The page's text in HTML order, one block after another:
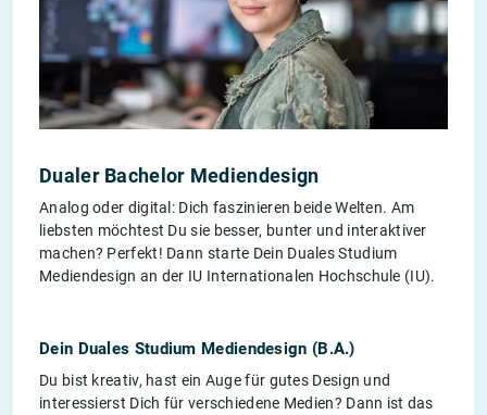
Dualer Bachelor Mediendesign
Analog oder digital: Dich faszinieren beide Welten. Am
liebsten möchtest Du sie besser, bunter und interaktiver
machen? Perfekt! Dann starte Dein Duales Studium
Mediendesign an der IU Internationalen Hochschule (IU).
Dein Duales Studium Mediendesign (B.A.)
Du bist kreativ, hast ein Auge für gutes Design und
interessierst Dich für verschiedene Medien? Dann ist das